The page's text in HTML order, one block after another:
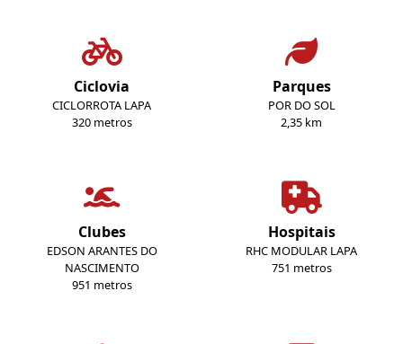
Ciclovia
CICLORROTA LAPA
320 metros
Parques
POR DO SOL
2,35 km
Clubes
EDSON ARANTES DO
NASCIMENTO
951 metros
Hospitais
RHC MODULAR LAPA
751 metros